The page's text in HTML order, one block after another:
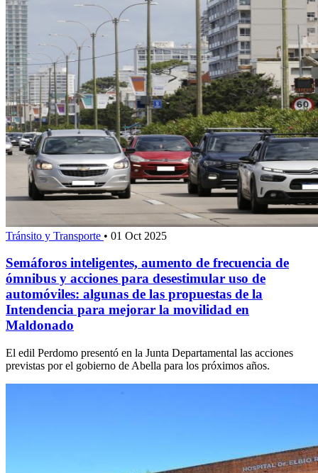
Tránsito y Transporte • 01 Oct 2025
Semáforos inteligentes, aumento de frecuencia de
ómnibus y acciones para desestimular uso de
automóviles: algunas de las propuestas de la
Intendencia para mejorar la movilidad en
Maldonado
El edil Perdomo presentó en la Junta Departamental las acciones
previstas por el gobierno de Abella para los próximos años.